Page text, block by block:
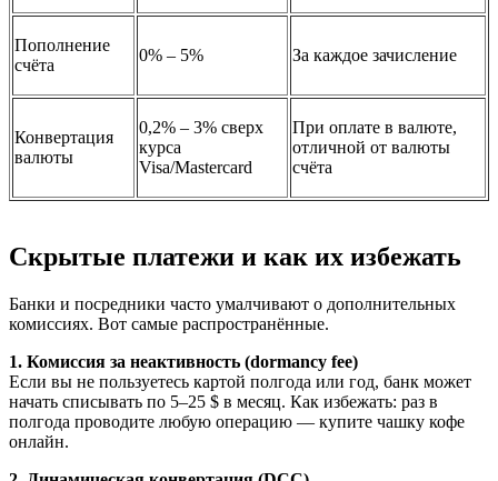
Пополнение
счёта
0% – 5% За каждое зачисление
Конвертация
валюты
0,2% – 3% сверх
курса
Visa/Mastercard
При оплате в валюте,
отличной от валюты
счёта
Скрытые платежи и как их избежать
Банки и посредники часто умалчивают о дополнительных
комиссиях. Вот самые распространённые.
1. Комиссия за неактивность (dormancy fee)
Если вы не пользуетесь картой полгода или год, банк может
начать списывать по 5–25 $ в месяц. Как избежать: раз в
полгода проводите любую операцию — купите чашку кофе
онлайн.